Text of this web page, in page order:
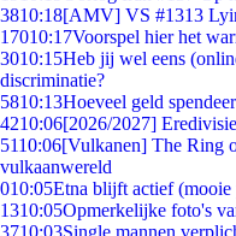
3810:18[AMV] VS #1313
17010:17Voorspel hier het
3010:15Heb jij wel eens
discriminatie?
5810:13Hoeveel geld
4210:06[2026/2027]
5110:06[Vulkanen] The Ring
vulkaanwereld
010:05Etna blijft actief (mooie
1310:05Opmerkelijke foto's
3710:03Single mannen